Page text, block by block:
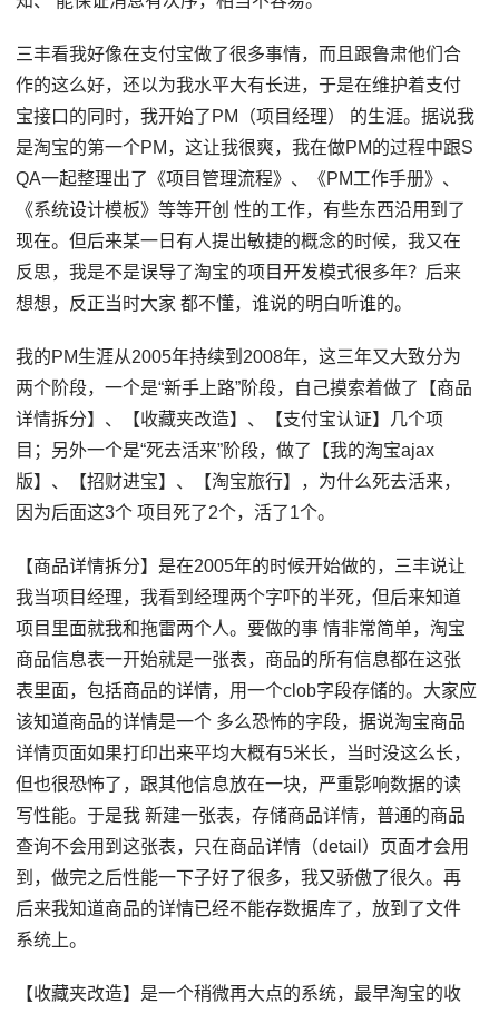
三丰看我好像在支付宝做了很多事情，而且跟鲁肃他们合
作的这么好，还以为我水平大有长进，于是在维护着支付
宝接口的同时，我开始了PM（项目经理） 的生涯。据说我
是淘宝的第一个PM，这让我很爽，我在做PM的过程中跟S
QA一起整理出了《项目管理流程》、《PM工作手册》、
《系统设计模板》等等开创 性的工作，有些东西沿用到了
现在。但后来某一日有人提出敏捷的概念的时候，我又在
反思，我是不是误导了淘宝的项目开发模式很多年？后来
想想，反正当时大家 都不懂，谁说的明白听谁的。
我的PM生涯从2005年持续到2008年，这三年又大致分为
两个阶段，一个是“新手上路”阶段，自己摸索着做了【商品
详情拆分】、【收藏夹改造】、【支付宝认证】几个项
目；另外一个是“死去活来”阶段，做了【我的淘宝ajax
版】、【招财进宝】、【淘宝旅行】，为什么死去活来，
因为后面这3个 项目死了2个，活了1个。
【商品详情拆分】是在2005年的时候开始做的，三丰说让
我当项目经理，我看到经理两个字吓的半死，但后来知道
项目里面就我和拖雷两个人。要做的事 情非常简单，淘宝
商品信息表一开始就是一张表，商品的所有信息都在这张
表里面，包括商品的详情，用一个clob字段存储的。大家应
该知道商品的详情是一个 多么恐怖的字段，据说淘宝商品
详情页面如果打印出来平均大概有5米长，当时没这么长，
但也很恐怖了，跟其他信息放在一块，严重影响数据的读
写性能。于是我 新建一张表，存储商品详情，普通的商品
查询不会用到这张表，只在商品详情（detail）页面才会用
到，做完之后性能一下子好了很多，我又骄傲了很久。再
后来我知道商品的详情已经不能存数据库了，放到了文件
系统上。
【收藏夹改造】是一个稍微再大点的系统，最早淘宝的收